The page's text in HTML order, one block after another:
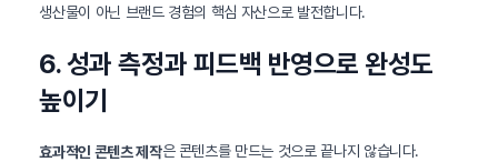
생산물이 아닌 브랜드 경험의 핵심 자산으로 발전합니다.
6. 성과 측정과 피드백 반영으로 완성도
높이기
효과적인 콘텐츠 제작은 콘텐츠를 만드는 것으로 끝나지 않습니다.